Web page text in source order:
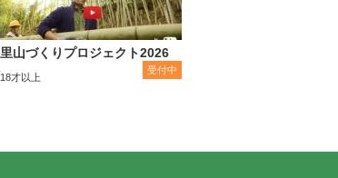
里山づくりプロジェクト2026
受付中
18才以上